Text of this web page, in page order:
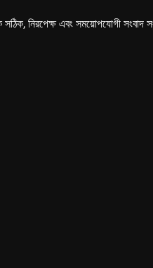
নিরপেক্ষ এবং সময়োপযোগী সংবাদ